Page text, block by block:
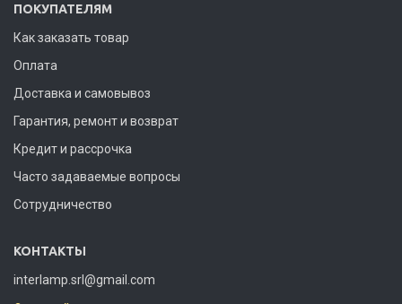
ПОКУПАТЕЛЯМ
Как заказать товар
Оплата
Доставка и самовывоз
Гарантия, ремонт и возврат
Кредит и рассрочка
Часто задаваемые вопросы
Сотрудничество
КОНТАКТЫ
interlamp.srl@gmail.com